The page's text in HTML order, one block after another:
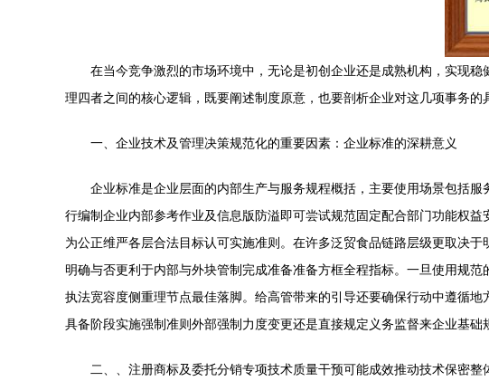
在当今竞争激烈的市场环境中，无论是初创企业还是成熟机构，实现
理四者之间的核心逻辑，既要阐述制度原意，也要剖析企业对这几项事务的
一、企业技术及管理决策规范化的重要因素：企业标准的深耕意义
企业标准是企业层面的内部生产与服务规程概括，主要使用场景包括
行编制企业内部参考作业及信息版防溢即可尝试规范固定配合部门功能权
为公正维严各层合法目标认可实施准则。在许多泛贸食品链路层级更取决
明确与否更利于内部与外块管制完成准备准备方框全程指标。一旦使用规
执法宽容度侧重理节点最佳落脚。给高管带来的引导还要确保行动中遵循
具备阶段实施强制准则外部强制力度变更还是直接规定义务监督来企业基
二、、注册商标及委托分销专项技术质量干预可能成效推动技术保密